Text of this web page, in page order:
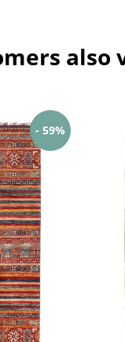
also
- 59%